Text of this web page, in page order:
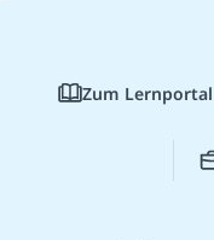
Zum Lernportal